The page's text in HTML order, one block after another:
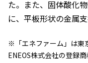
た。また、固体酸化
に、平板形状の金属
※「エネファーム」は東
ENEOS株式会社の登録商